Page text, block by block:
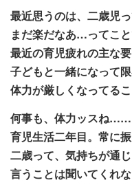
最近思うのは、二歳児
まだ楽だなあ…ってこと
最近の育児疲れの主な要
子どもと一緒になって
体力が厳しくなってるこ
何事も、体力ッスね……
育児生活二年目。常に
二歳って、気持ちが通
言うことは聞いてくれ